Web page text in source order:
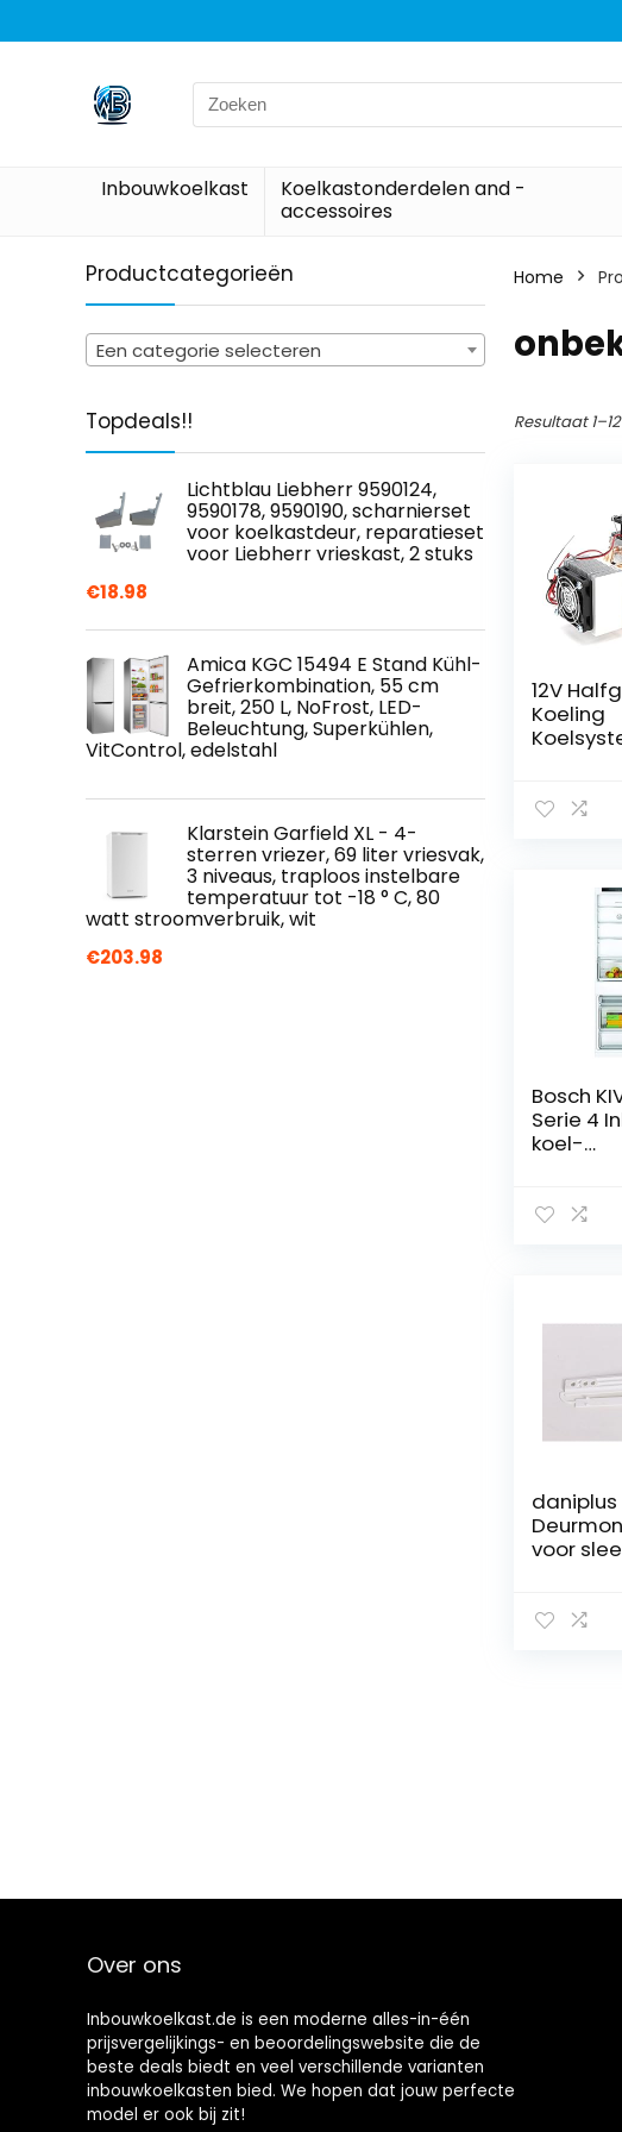
Search
for:
Inbouwkoelkast
Koelkastonderdelen and -
accessoires
Productcategorieën
Een categorie selecteren
Topdeals!!
Lichtblau Liebherr 9590124,
9590178, 9590190, scharnierset
voor koelkastdeur, reparatieset
voor Liebherr vrieskast, 2 stuks
€18.98
Amica KGC 15494 E Stand Kühl-
Gefrierkombination, 55 cm
breit, 250 L, NoFrost, LED-
Beleuchtung, Superkühlen,
VitControl, edelstahl
Klarstein Garfield XL - 4-
sterren vriezer, 69 liter vriesvak,
3 niveaus, traploos instelbare
temperatuur tot -18 ° C, 80
watt stroomverbruik, wit
€203.98
Home
Resultaat
12V
Koeling
voor DIY
Bosch
Serie 4
koel-
liter
Germany
daniplus
voor
koelkast
Over ons
Inbouwkoelkast.de is een moderne alles-in-één
prijsvergelijkings- en beoordelingswebsite die de
beste deals biedt en veel verschillende varianten
inbouwkoelkasten bied. We hopen dat jouw perfecte
model er ook bij zit!